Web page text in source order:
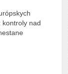
kontroly nad